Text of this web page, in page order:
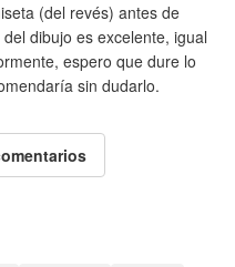
(del revés) antes de
dibujo es excelente, igual
espero que dure lo
sin dudarlo.